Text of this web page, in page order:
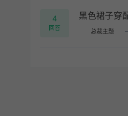
4
回答
黑色裙子穿
总裁主题